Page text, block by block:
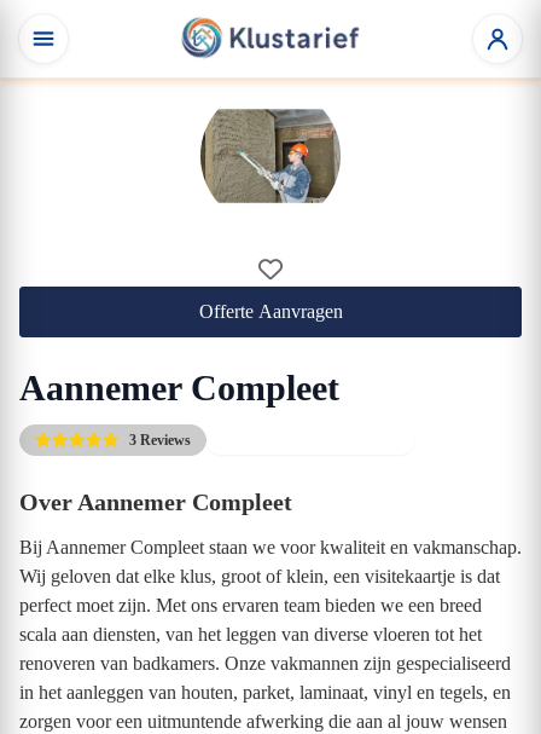
Offerte Aanvragen
Aannemer Compleet
3 Reviews
Over Aannemer Compleet
Bij Aannemer Compleet staan we voor kwaliteit en vakmanschap.
Wij geloven dat elke klus, groot of klein, een visitekaartje is dat
perfect moet zijn. Met ons ervaren team bieden we een breed
scala aan diensten, van het leggen van diverse vloeren tot het
renoveren van badkamers. Onze vakmannen zijn gespecialiseerd
in het aanleggen van houten, parket, laminaat, vinyl en tegels, en
zorgen voor een uitmuntende afwerking die aan al jouw wensen